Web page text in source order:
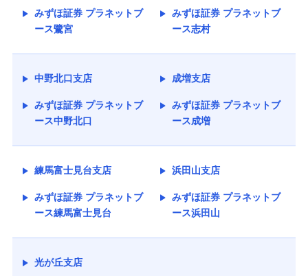
みずほ証券 プラネットブ
ース鷺宮
みずほ証券 プラネットブ
ース志村
中野北口支店
みずほ証券 プラネットブ
ース中野北口
成増支店
みずほ証券 プラネットブ
ース成増
練馬富士見台支店
みずほ証券 プラネットブ
ース練馬富士見台
浜田山支店
みずほ証券 プラネットブ
ース浜田山
光が丘支店